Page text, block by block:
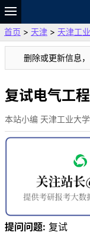
题库
故事
VIP
资料
首页 > 天津 > 天津工
删除或更新信息
复试电气工
本站小编 天津工业大
提问问题: 复试